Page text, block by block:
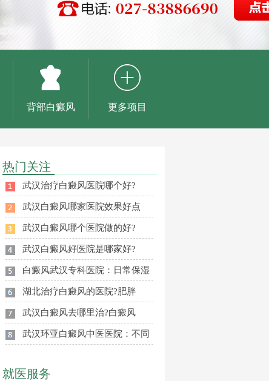
背部白癜风 更多项目
热门关注
武汉治疗白癜风医院哪个好?
武汉白癜风哪家医院效果好点
武汉白癜风哪个医院做的好?
武汉白癜风好医院是哪家好?
白癜风武汉专科医院：日常保湿
湖北治疗白癜风的医院?肥胖
武汉白癜风去哪里治?白癜风
武汉环亚白癜风中医医院：不同
就医服务